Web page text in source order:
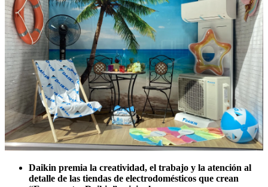
Daikin premia la creatividad, el trabajo y la atención al
detalle de las tiendas de electrodomésticos que crean